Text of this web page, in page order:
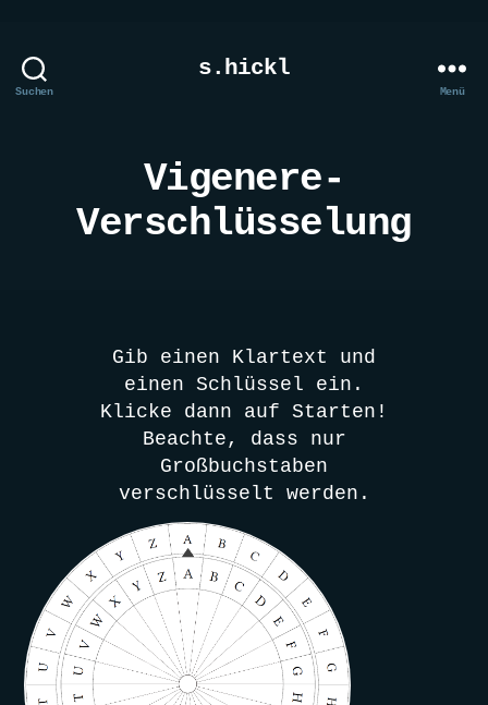
Suchen
s.hickl
Menü
Vigenere-
Verschlüsselung
Gib einen Klartext und
einen Schlüssel ein.
Klicke dann auf Starten!
Beachte, dass nur
Großbuchstaben
verschlüsselt werden.